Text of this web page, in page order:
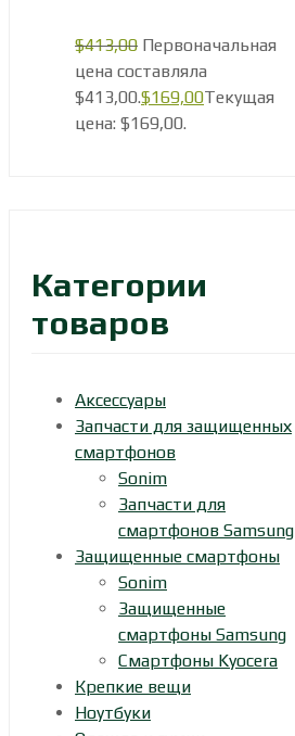
$413,00 Первоначальная
цена составляла
$413,00.$169,00Текущая
цена: $169,00.
Категории
товаров
Аксессуары
Запчасти для защищенных
смартфонов
Sonim
Запчасти для
смартфонов Samsung
Защищенные смартфоны
Sonim
Защищенные
смартфоны Samsung
Смартфоны Kyocera
Крепкие вещи
Ноутбуки